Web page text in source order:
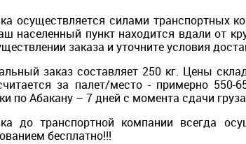
осуществляется силами транспортных
населенный пункт находится вдали от
заказа и уточните условия
заказ составляет 250 кг. Цены
за палет/место - примерно
по Абакану – 7 дней с момента сдачи
до транспортной компании всегда
бесплатно!!!